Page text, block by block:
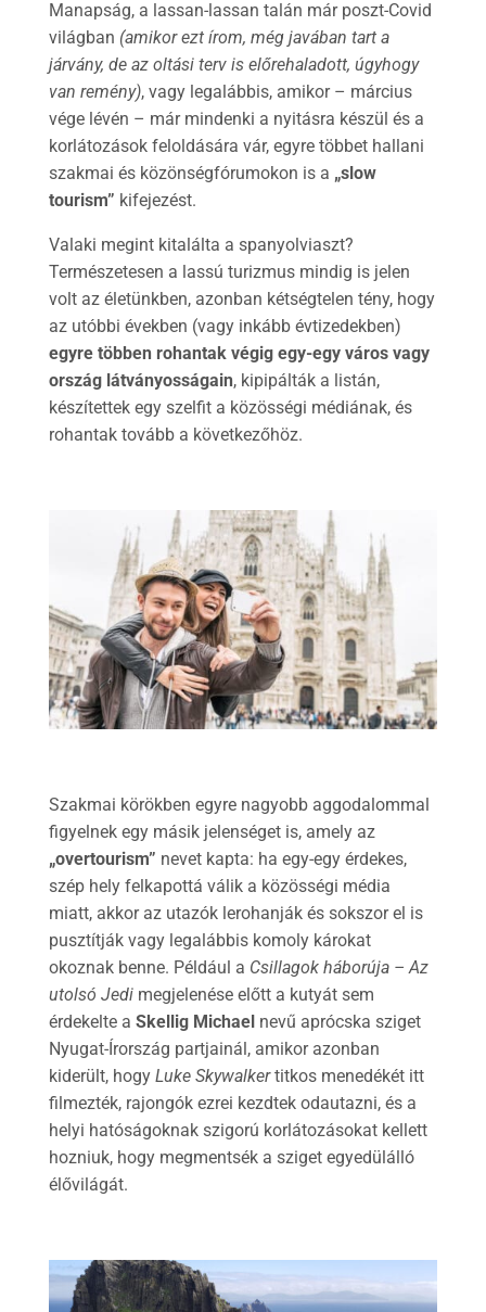
Manapság, a lassan-lassan talán már poszt-Covid
világban (amikor ezt írom, még javában tart a
járvány, de az oltási terv is előrehaladott, úgyhogy
van remény), vagy legalábbis, amikor – március
vége lévén – már mindenki a nyitásra készül és a
korlátozások feloldására vár, egyre többet hallani
szakmai és közönségfórumokon is a „slow
tourism” kifejezést.
Valaki megint kitalálta a spanyolviaszt?
Természetesen a lassú turizmus mindig is jelen
volt az életünkben, azonban kétségtelen tény, hogy
az utóbbi években (vagy inkább évtizedekben)
egyre többen rohantak végig egy-egy város vagy
ország látványosságain, kipipálták a listán,
készítettek egy szelfit a közösségi médiának, és
rohantak tovább a következőhöz.
Szakmai körökben egyre nagyobb aggodalommal
figyelnek egy másik jelenséget is, amely az
„overtourism” nevet kapta: ha egy-egy érdekes,
szép hely felkapottá válik a közösségi média
miatt, akkor az utazók lerohanják és sokszor el is
pusztítják vagy legalábbis komoly károkat
okoznak benne. Például a Csillagok háborúja – Az
utolsó Jedimegjelenése előtt a kutyát sem
érdekelte a Skellig Michaelnevű aprócska sziget
Nyugat-Írország partjainál, amikor azonban
kiderült, hogy Luke Skywalkertitkos menedékét itt
filmezték, rajongók ezrei kezdtek odautazni, és a
helyi hatóságoknak szigorú korlátozásokat kellett
hozniuk, hogy megmentsék a sziget egyedülálló
élővilágát.